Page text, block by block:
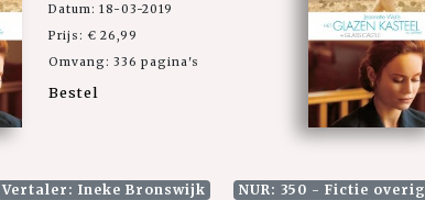
Datum: 18-03-2019
Prijs: € 26,99
Omvang: 336 pagina's
Bestel
Vertaler: Ineke Bronswijk NUR: 350 - Fictie overig